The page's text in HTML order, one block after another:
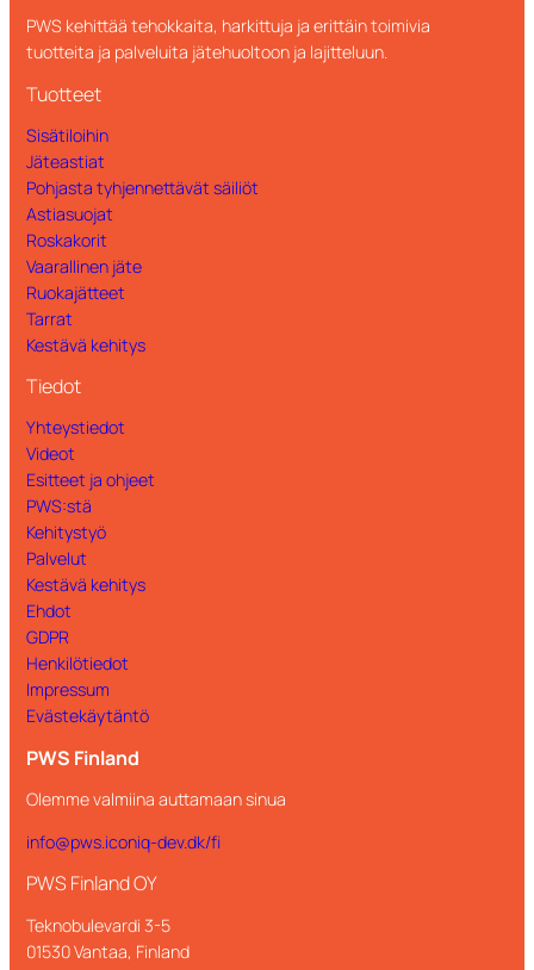
PWS kehittää tehokkaita, harkittuja ja erittäin toimivia
tuotteita ja palveluita jätehuoltoon ja lajitteluun.
Tuotteet
Sisätiloihin
Jäteastiat
Pohjasta tyhjennettävät säiliöt
Astiasuojat
Roskakorit
Vaarallinen jäte
Ruokajätteet
Tarrat
Kestävä kehitys
Tiedot
Yhteystiedot
Videot
Esitteet ja ohjeet
PWS:stä
Kehitystyö
Palvelut
Kestävä kehitys
Ehdot
GDPR
Henkilötiedot
Impressum
Evästekäytäntö
PWS Finland
Olemme valmiina auttamaan sinua
info@pws.iconiq-dev.dk/fi
PWS Finland OY
Teknobulevardi 3-5
01530 Vantaa, Finland